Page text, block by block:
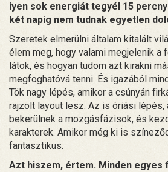
iyen sok energiát tegyél 15
két napig nem tudnak egyetlen
Szeretek elmerülni általam kitalált
élem meg, hogy valami megjelenik a
látok, és hogyan tudom azt kirakni
megfoghatóvá tenni. És igazából
Tök nagy lépés, amikor a csúnyán
rajzolt layout lesz. Az is óriási lépés,
bekerülnek a mozgásfázisok, és
karakterek. Amikor még ki is
fantasztikus.
Azt hiszem, értem. Minden